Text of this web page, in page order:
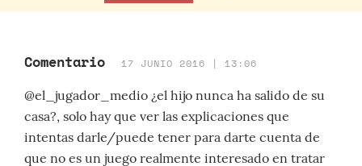
Comentario 17 JUNIO 2016 | 13:06
@el_jugador_medio ¿el hijo nunca ha salido de su
casa?, solo hay que ver las explicaciones que
intentas darle/puede tener para darte cuenta de
que no es un juego realmente interesado en tratar